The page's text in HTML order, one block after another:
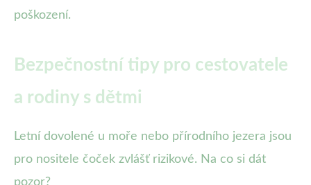
poškození.
Bezpečnostní tipy pro cestovatele
a rodiny s dětmi
Letní dovolené u moře nebo přírodního jezera jsou
pro nositele čoček zvlášť rizikové. Na co si dát